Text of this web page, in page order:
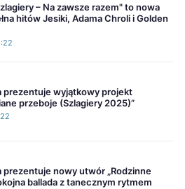
– Na zawsze razem" to nowa
hitów Jesiki, Adama Chroli i Golden
prezentuje wyjątkowy projekt
przeboje (Szlagiery 2025)”
prezentuje nowy utwór „Rodzinne
ballada z tanecznym rytmem